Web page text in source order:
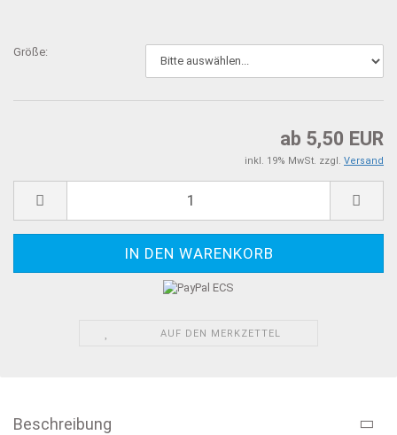
Größe:
ab 5,50 EUR
inkl. 19% MwSt. zzgl. Versand
AUF DEN MERKZETTEL
Beschreibung